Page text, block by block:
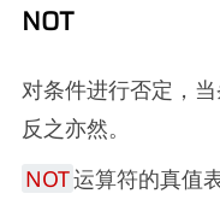
NOT
对条件进行否定，
反之亦然。
NOT运算符的真值